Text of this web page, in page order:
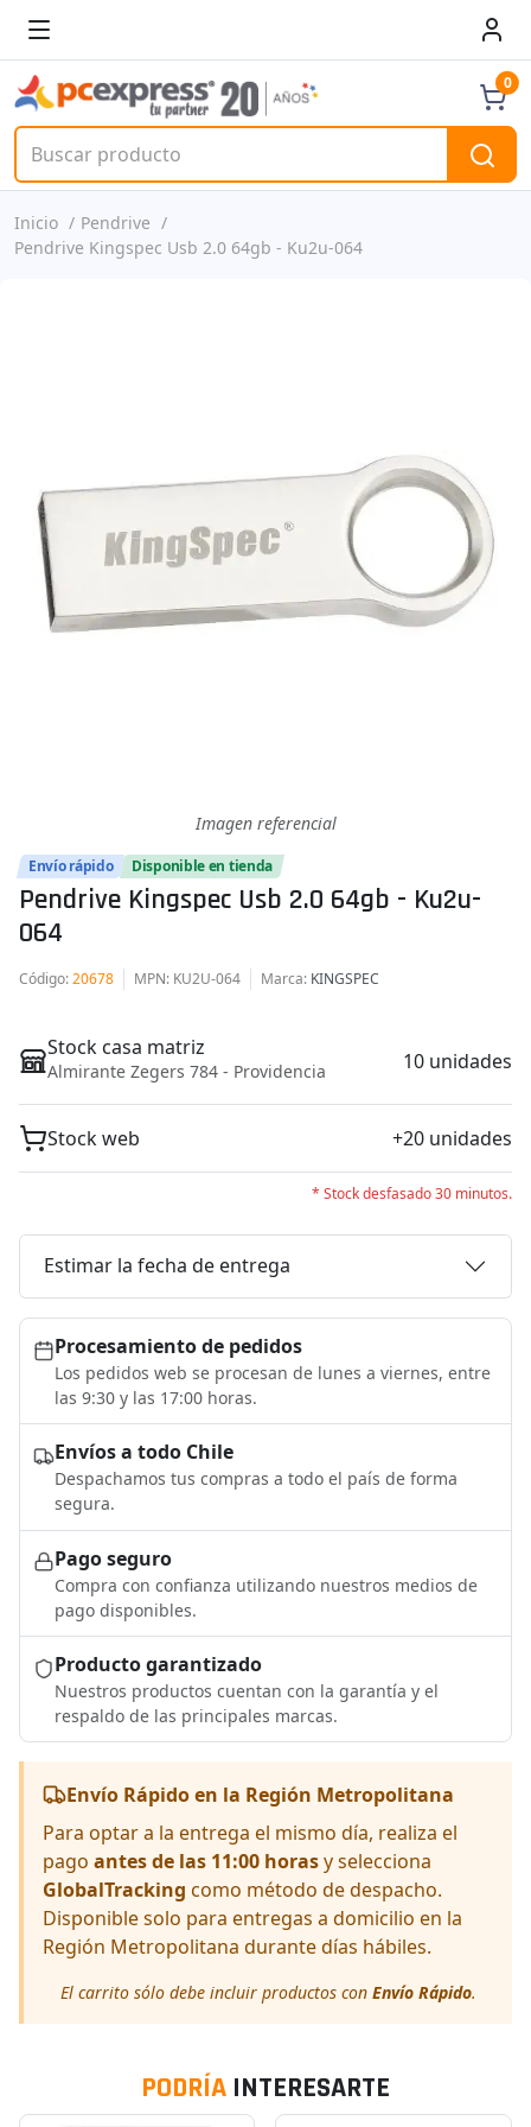
0
Inicio
Pendrive
Pendrive Kingspec Usb 2.0 64gb - Ku2u-064
Imagen referencial
Envío rápido Disponible en tienda
Pendrive Kingspec Usb 2.0 64gb - Ku2u-
064
Código:20678 MPN: KU2U-064 Marca: KINGSPEC
Stock casa matriz
Almirante Zegers 784 - Providencia 10 unidades
Stock web +20 unidades
* Stock desfasado 30 minutos.
Estimar la fecha de entrega
Procesamiento de pedidos
Los pedidos web se procesan de lunes a viernes, entre
las 9:30 y las 17:00 horas.
Envíos a todo Chile
Despachamos tus compras a todo el país de forma
segura.
Pago seguro
Compra con confianza utilizando nuestros medios de
pago disponibles.
Producto garantizado
Nuestros productos cuentan con la garantía y el
respaldo de las principales marcas.
Envío Rápido en la Región Metropolitana
Para optar a la entrega el mismo día, realiza el
pago antes de las 11:00 horasy selecciona
GlobalTracking como método de despacho.
Disponible solo para entregas a domicilio en la
Región Metropolitana durante días hábiles.
El carrito sólo debe incluir productos con Envío Rápido.
PODRÍA INTERESARTE